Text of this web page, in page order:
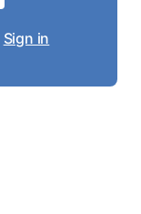
Sign in